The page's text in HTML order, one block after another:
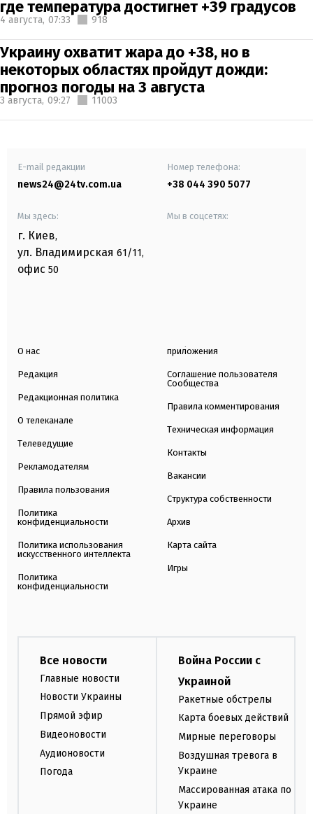
где температура достигнет +39 градусов
4 августа, 07:33 918
Украину охватит жара до +38, но в
некоторых областях пройдут дожди:
прогноз погоды на 3 августа
3 августа, 09:27 11003
E-mail редакции
news24@24tv.com.ua
Номер телефона:
+38 044 390 5077
Мы здесь:
г. Киев,
ул. Владимирская 61/11,
офис 50
Мы в соцсетях:
О нас
Редакция
Редакционная политика
О телеканале
Телеведущие
Рекламодателям
Правила пользования
Политика
конфиденциальности
Политика использования
искусственного интеллекта
Политика
конфиденциальности
приложения
Соглашение пользователя
Сообщества
Правила комментирования
Техническая информация
Контакты
Вакансии
Структура собственности
Архив
Карта сайта
Игры
Все новости
Главные новости
Новости Украины
Прямой эфир
Видеоновости
Аудионовости
Погода
Война России с
Украиной
Ракетные обстрелы
Карта боевых действий
Мирные переговоры
Воздушная тревога в
Украине
Массированная атака по
Украине